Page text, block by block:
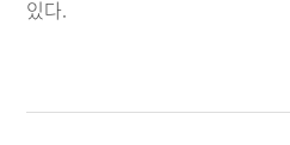
있다.